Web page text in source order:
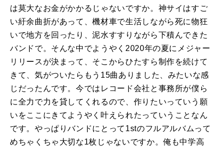
は莫大なお金がかかるじゃないですか。神サイはすご
い紆余曲折があって、機材車で生活しながら死に物狂
いで地方を回ったり、泥水すすりながら下積んできた
バンドで。そんな中でようやく2020年の夏にメジャー
リリースが決まって、そこからひたすら制作を続けて
きて、気がついたらもう15曲ありました、みたいな感
じだったんです。今ではレコード会社と事務所が僕ら
に全力で力を貸してくれるので、作りたいっていう願
いをここにきてようやく叶えられたっていうことなん
です。やっぱりバンドにとって1stのフルアルバムって
めちゃくちゃ大切な1枚じゃないですか。俺も中学高